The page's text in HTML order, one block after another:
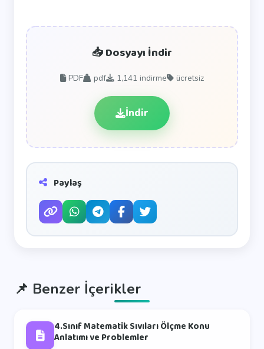
📥 Dosyayı İndir
PDF pdf 1,141 indirme ücretsiz
İndir
Paylaş
📌 Benzer İçerikler
4.Sınıf Matematik Sıvıları Ölçme Konu
Anlatımı ve Problemler